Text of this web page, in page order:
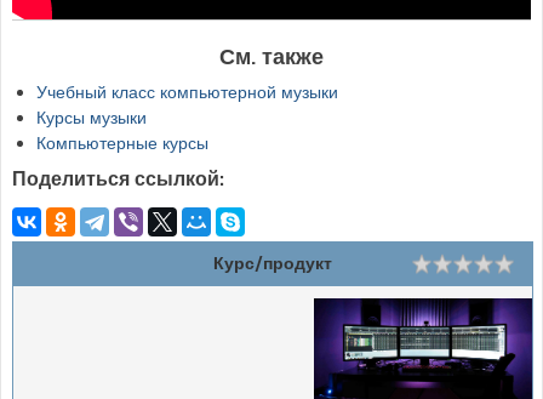
См. также
Учебный класс компьютерной музыки
Курсы музыки
Компьютерные курсы
Поделиться ссылкой:
Курс/продукт Rating